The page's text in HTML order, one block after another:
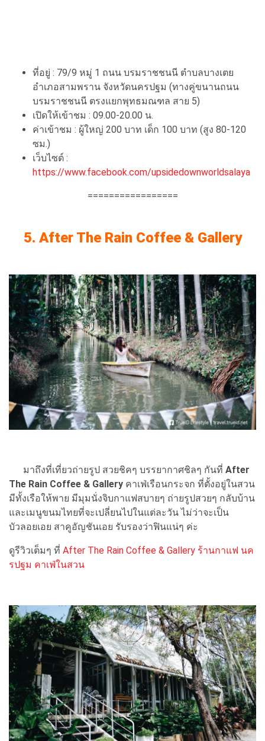
ที่อยู่ : 79/9 หมู่ 1 ถนน บรมราชชนนี ตำบลบางเตย
อำเภอสามพราน จังหวัดนครปฐม (ทางคู่ขนานถนน
บรมราชชนนี ตรงแยกพุทธมณฑล สาย 5)
เปิดให้เข้าชม : 09.00-20.00 น.
ค่าเข้าชม : ผู้ใหญ่ 200 บาท เด็ก 100 บาท (สูง 80-120
ซม.)
เว็บไซต์ :
https://www.facebook.com/upsidedownworldsalaya
=================
5. After The Rain Coffee & Gallery
มาถึงที่เที่ยวถ่ายรูป สวยชิคๆ บรรยากาศชิลๆ กันที่ After
The Rain Coffee & Gallery คาเฟ่เรือนกระจก ที่ตั้งอยู่ในสวน
มีทั้งเรือให้พาย มีมุมนั่งจิบกาแฟสบายๆ ถ่ายรูปสวยๆ กลับบ้าน
และเมนูขนมไทยที่จะเปลี่ยนไปในแต่ละวัน ไม่ว่าจะเป็น
บัวลอยเอย สาคูอัญชันเอย รับรองว่าฟินแน่ๆ ค่ะ
ดูรีวิวเต็มๆ ที่ After The Rain Coffee & Gallery ร้านกาแฟ นค
รปฐม คาเฟ่ในสวน